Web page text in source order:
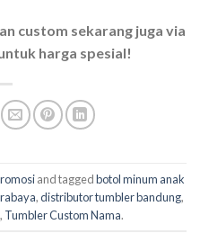
custom sekarang juga via
harga spesial!
and taggedbotol minum anak
,distributor tumbler bandung,
, Tumbler Custom Nama.